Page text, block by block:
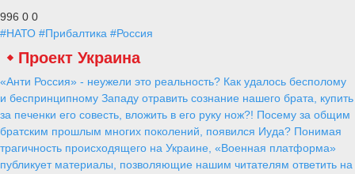
996 0 0
#НАТО #Прибалтика #Россия
Проект Украина
«Анти Россия» - неужели это реальность? Как удалось бесполому
и беспринципному Западу отравить сознание нашего брата, купить
за печенки его совесть, вложить в его руку нож?! Посему за общим
братским прошлым многих поколений, появился Иуда? Понимая
трагичность происходящего на Украине, «Военная платформа»
публикует материалы, позволяющие нашим читателям ответить на